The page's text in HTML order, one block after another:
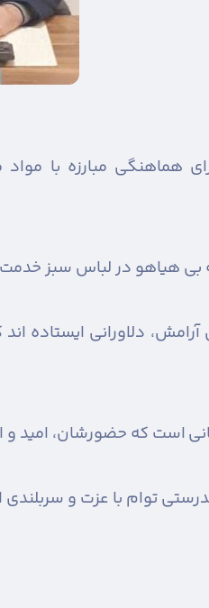
هماهنگی مبارزه با
بی هیاهو در لباس سبز
دلاورانی ایستاده
است که حضورشان، امید
توام با عزت و سربلندی